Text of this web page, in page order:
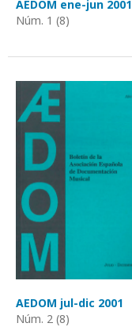
AEDOM ene-jun 2001
Núm. 1 (8)
AEDOM jul-dic 2001
Núm. 2 (8)